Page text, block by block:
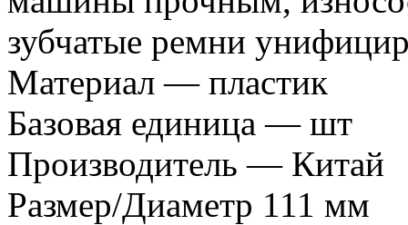
зубчатые ремни
Материал — пластик
Базовая единица — шт
Производитель — Китай
Размер/Диаметр 111 мм